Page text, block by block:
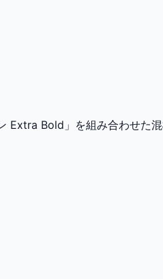
Extra Bold」を組み合わせた